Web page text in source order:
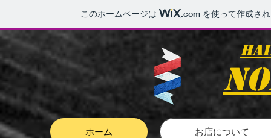
このホームページは .com を使って作成さ
ホーム お店について